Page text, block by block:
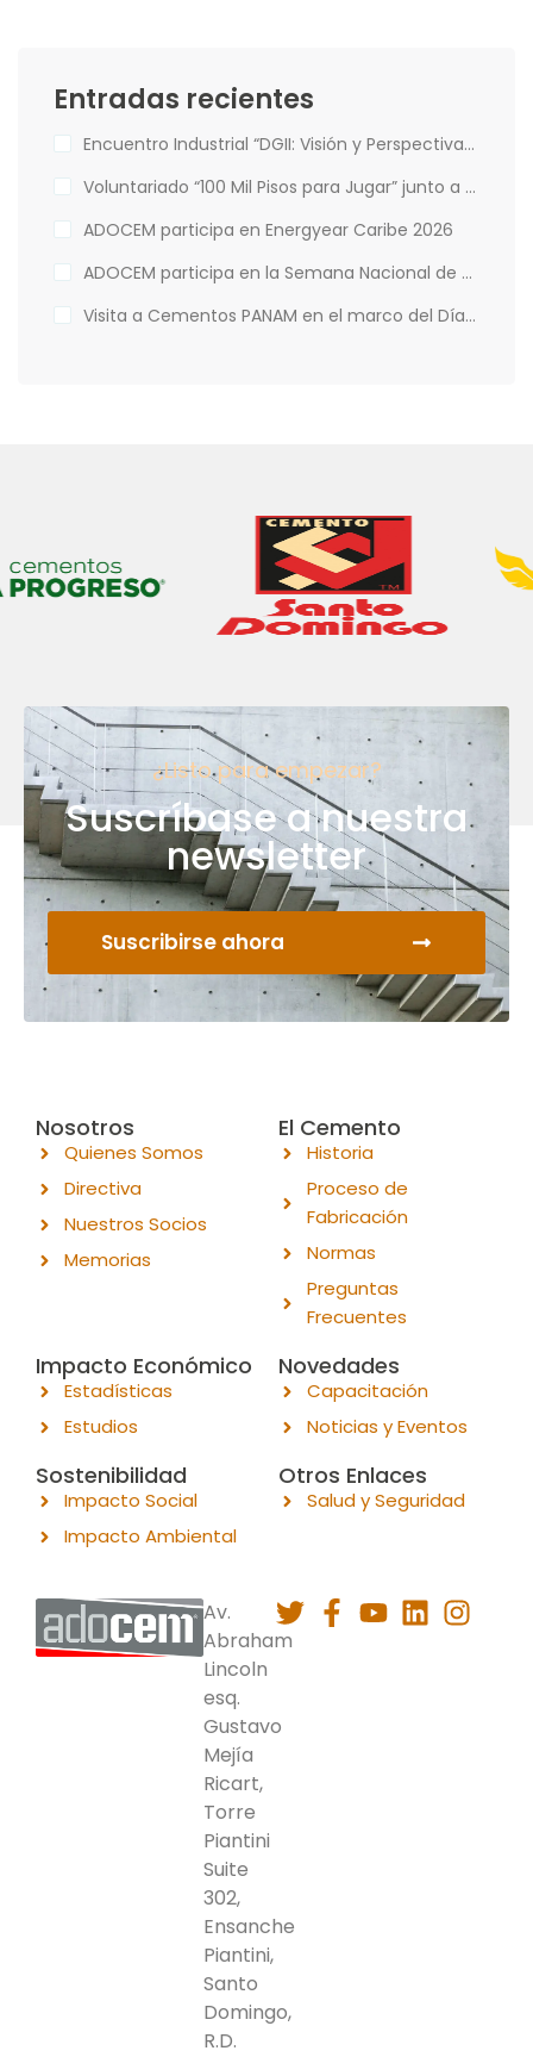
Entradas recientes
Encuentro Industrial “DGII: Visión y Perspectivas de la Administración Tributaria”
Voluntariado “100 Mil Pisos para Jugar” junto a Hábitat para la Humanidad
ADOCEM participa en Energyear Caribe 2026
ADOCEM participa en la Semana Nacional de Financiamiento Climático
Visita a Cementos PANAM en el marco del Día Mundial del Medio Ambiente
¿Listo para empezar?
Suscríbase a nuestra
newsletter
Suscribirse ahora
Nosotros
Quienes Somos
Directiva
Nuestros Socios
Memorias
El Cemento
Historia
Proceso de
Fabricación
Normas
Preguntas
Frecuentes
Impacto Económico
Estadísticas
Estudios
Novedades
Capacitación
Noticias y Eventos
Sostenibilidad
Impacto Social
Impacto Ambiental
Otros Enlaces
Salud y Seguridad
Av.
Abraham
Lincoln
esq.
Gustavo
Mejía
Ricart,
Torre
Piantini
Suite
302,
Ensanche
Piantini,
Santo
Domingo,
R.D.